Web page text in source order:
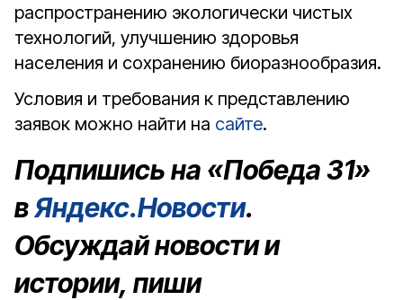
распространению экологически чистых
технологий, улучшению здоровья
населения и сохранению биоразнообразия.
Условия и требования к представлению
заявок можно найти на сайте.
Подпишись на «Победа 31»
вЯндекс.Новости.
Обсуждай новости и
истории, пиши